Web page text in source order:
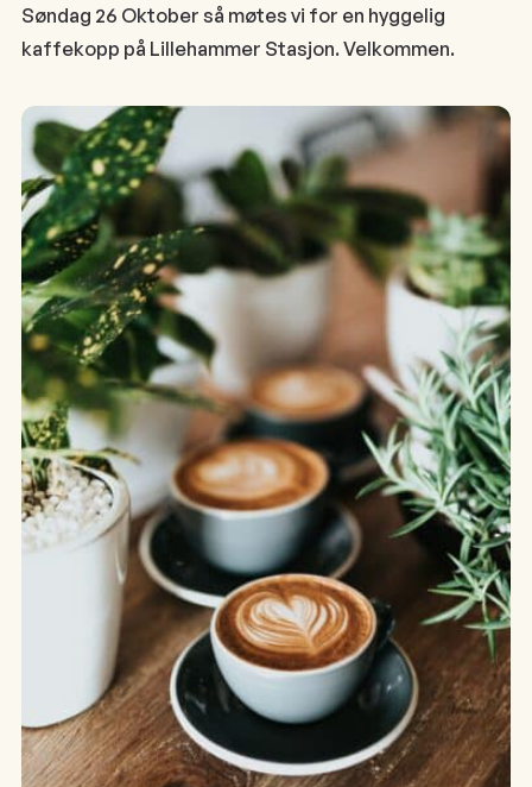
Søndag 26 Oktober så møtes vi for en hyggelig
kaffekopp på Lillehammer Stasjon. Velkommen.